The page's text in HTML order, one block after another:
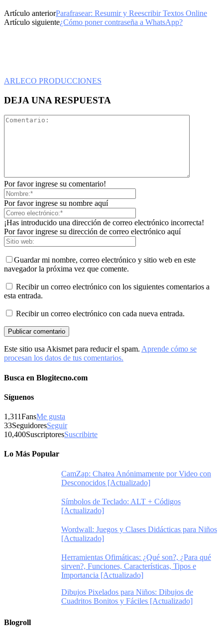
Artículo anteriorParafrasear: Resumir y Reescribir Textos Online
Artículo siguiente¿Cómo poner contraseña a WhatsApp?
ARLECO PRODUCCIONES
DEJA UNA RESPUESTA
Por favor ingrese su comentario!
Por favor ingrese su nombre aquí
¡Has introducido una dirección de correo electrónico incorrecta!
Por favor ingrese su dirección de correo electrónico aquí
Guardar mi nombre, correo electrónico y sitio web en este
navegador la próxima vez que comente.
Recibir un correo electrónico con los siguientes comentarios a
esta entrada.
Recibir un correo electrónico con cada nueva entrada.
Este sitio usa Akismet para reducir el spam. Aprende cómo se
procesan los datos de tus comentarios.
Busca en Blogitecno.com
Síguenos
1,311FansMe gusta
33SeguidoresSeguir
10,400SuscriptoresSuscribirte
Lo Más Popular
CamZap: Chatea Anónimamente por Video con
Desconocidos [Actualizado]
Símbolos de Teclado: ALT + Códigos
[Actualizado]
Wordwall: Juegos y Clases Didácticas para Niños
[Actualizado]
Herramientas Ofimáticas: ¿Qué son?, ¿Para qué
sirven?, Funciones, Características, Tipos e
Importancia [Actualizado]
Dibujos Pixelados para Niños: Dibujos de
Cuadritos Bonitos y Fáciles [Actualizado]
Blogroll